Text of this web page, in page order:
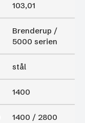
103,01
Brenderup /
5000 serien
stål
1400
1400 / 2800